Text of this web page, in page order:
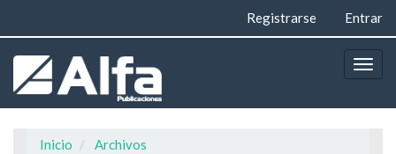
principal
Barra
lateral
Registrarse Entrar
Inicio
Archivos